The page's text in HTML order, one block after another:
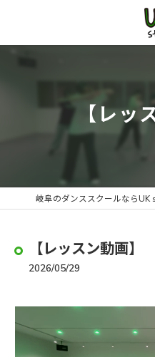
【レッ
【レッスン動画】
2026/05/29